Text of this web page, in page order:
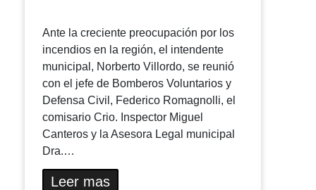
Ante la creciente preocupación por los
incendios en la región, el intendente
municipal, Norberto Villordo, se reunió
con el jefe de Bomberos Voluntarios y
Defensa Civil, Federico Romagnolli, el
comisario Crio. Inspector Miguel
Canteros y la Asesora Legal municipal
Dra.…
Leer mas